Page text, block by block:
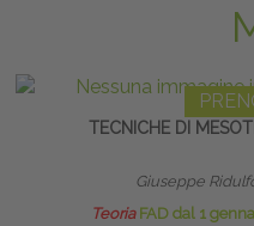
TECNICHE DI
Giuseppe
Teoria FAD dal 1